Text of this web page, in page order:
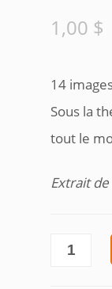
1,00 $
14
Sous la
tout le
Extrait
quantité